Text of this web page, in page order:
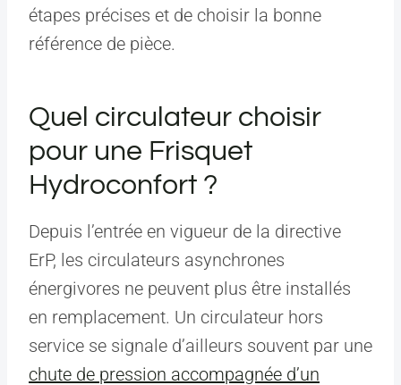
étapes précises et de choisir la bonne
référence de pièce.
Quel circulateur choisir
pour une Frisquet
Hydroconfort ?
Depuis l’entrée en vigueur de la directive
ErP, les circulateurs asynchrones
énergivores ne peuvent plus être installés
en remplacement. Un circulateur hors
service se signale d’ailleurs souvent par une
chute de pression accompagnée d’un